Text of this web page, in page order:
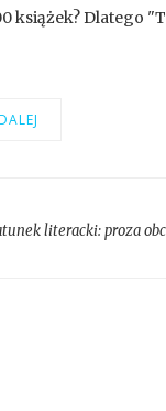
książek? Dlatego
literacki:proza